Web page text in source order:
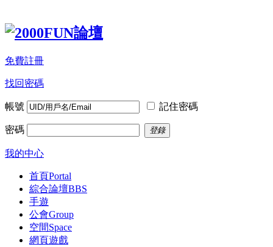
免費註冊
找回密碼
帳號 記住密碼
密碼 登錄
我的中心
首頁Portal
綜合論壇BBS
手遊
公會Group
空間Space
網頁遊戲